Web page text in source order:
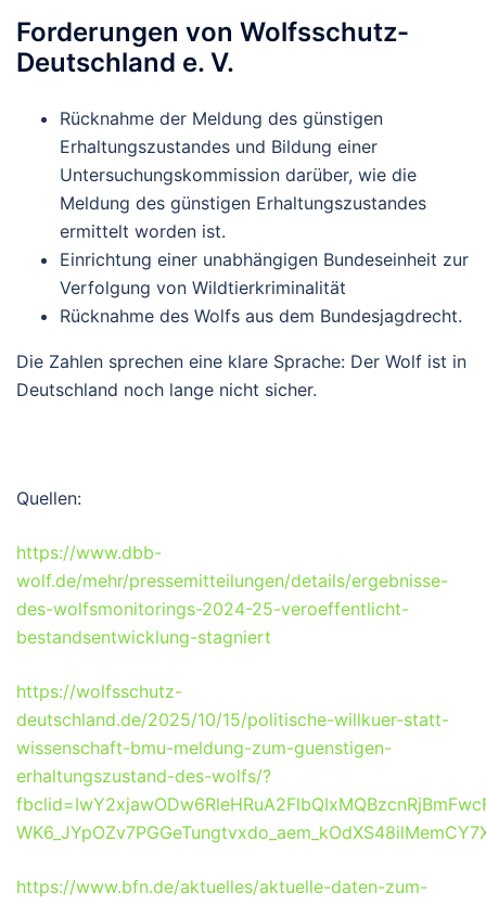
Forderungen von Wolfsschutz-
Deutschland e. V.
Rücknahme der Meldung des günstigen
Erhaltungszustandes und Bildung einer
Untersuchungskommission darüber, wie die
Meldung des günstigen Erhaltungszustandes
ermittelt worden ist.
Einrichtung einer unabhängigen Bundeseinheit zur
Verfolgung von Wildtierkriminalität
Rücknahme des Wolfs aus dem Bundesjagdrecht.
Die Zahlen sprechen eine klare Sprache: Der Wolf ist in
Deutschland noch lange nicht sicher.
Quellen:
https://www.dbb-
wolf.de/mehr/pressemitteilungen/details/ergebnisse-
des-wolfsmonitorings-2024-25-veroeffentlicht-
bestandsentwicklung-stagniert
https://wolfsschutz-
deutschland.de/2025/10/15/politische-willkuer-statt-
wissenschaft-bmu-meldung-zum-guenstigen-
erhaltungszustand-des-wolfs/?
https://www.bfn.de/aktuelles/aktuelle-daten-zum-